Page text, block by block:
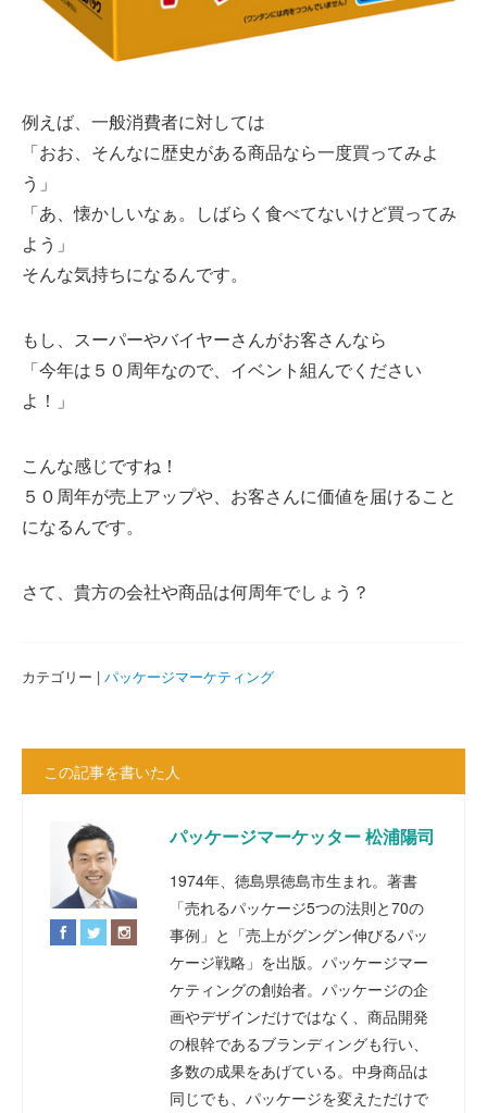
例えば、一般消費者に対しては
「おお、そんなに歴史がある商品なら一度買ってみよ
う」
「あ、懐かしいなぁ。しばらく食べてないけど買ってみ
よう」
そんな気持ちになるんです。
もし、スーパーやバイヤーさんがお客さんなら
「今年は５０周年なので、イベント組んでください
よ！」
こんな感じですね！
５０周年が売上アップや、お客さんに価値を届けること
になるんです。
さて、貴方の会社や商品は何周年でしょう？
カテゴリー | パッケージマーケティング
この記事を書いた人
パッケージマーケッター 松浦陽司
1974年、徳島県徳島市生まれ。著書
「売れるパッケージ5つの法則と70の
事例」と「売上がグングン伸びるパッ
ケージ戦略」を出版。パッケージマー
ケティングの創始者。パッケージの企
画やデザインだけではなく、商品開発
の根幹であるブランディングも行い、
多数の成果をあげている。中身商品は
同じでも、パッケージを変えただけで